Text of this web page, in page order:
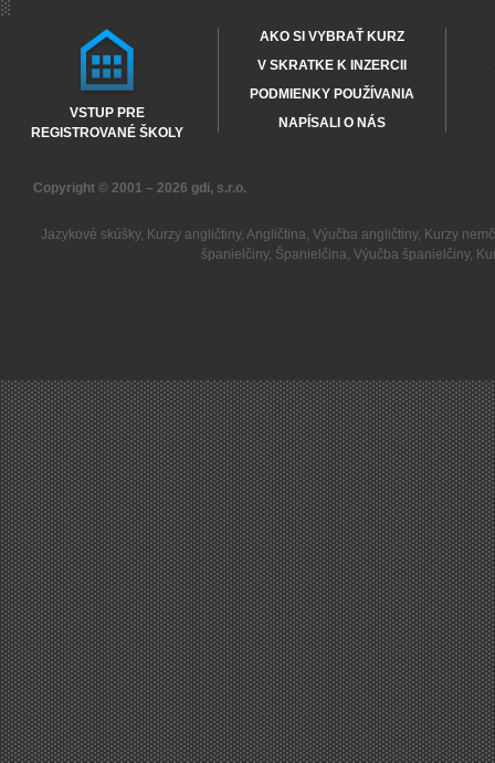
VSTUP PRE
REGISTROVANÉ ŠKOLY
AKO SI VYBRAŤ KURZ
V SKRATKE K INZERCII
PODMIENKY POUŽÍVANIA
NAPÍSALI O NÁS
Copyright © 2001 – 2026 gdi, s.r.o.
Jazykové skúšky, Kurzy angličtiny, Angličtina, Výučba angličtiny, Kurzy
španielčiny, Španielčina, Výučba španielčiny,